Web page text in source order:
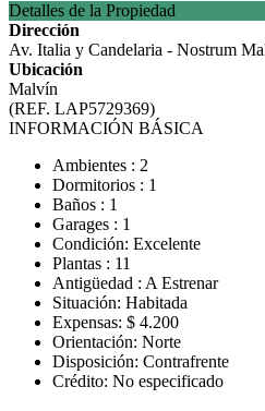
Detalles de la Propiedad
Dirección
Av. Italia y Candelaria - Nostrum
Ubicación
Malvín
(REF. LAP5729369)
INFORMACIÓN BÁSICA
Ambientes : 2
Dormitorios : 1
Baños : 1
Garages : 1
Condición: Excelente
Plantas : 11
Antigüedad : A Estrenar
Situación: Habitada
Expensas: $ 4.200
Orientación: Norte
Disposición: Contrafrente
Crédito: No especificado